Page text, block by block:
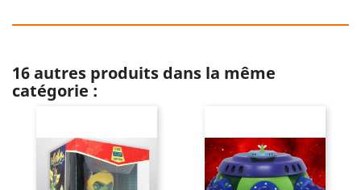
16 autres produits dans la même
catégorie :